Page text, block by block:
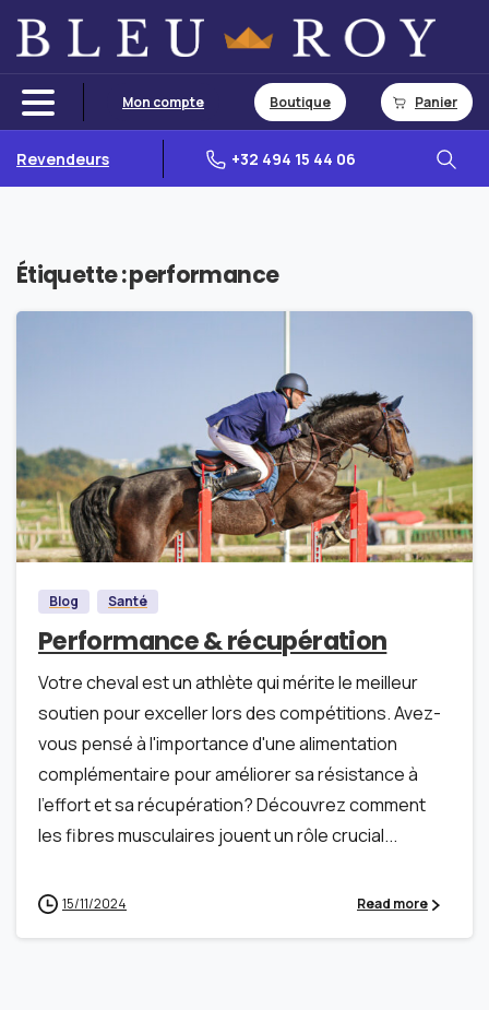
Mon compte Boutique Panier
Revendeurs +32 494 15 44 06
Étiquette :performance
Blog Santé
Performance & récupération
Votre cheval est un athlète qui mérite le meilleur
soutien pour exceller lors des compétitions. Avez-
vous pensé à l'importance d'une alimentation
complémentaire pour améliorer sa résistance à
l'effort et sa récupération? Découvrez comment
les fibres musculaires jouent un rôle crucial...
15/11/2024 Read more